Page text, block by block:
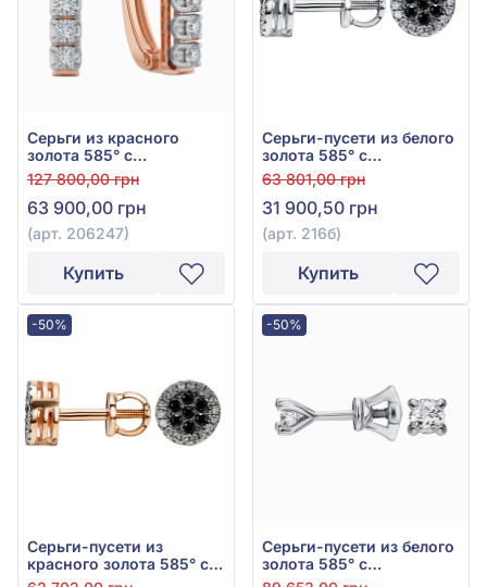
Серьги из красного
золота 585° с
бриллиантами 0,12ct, арт.
206247
127 800,00 грн
63 900,00 грн
(арт. 206247)
Купить
Серьги-пусети из белого
золота 585° с
прозрачным
бриллиантом 0,1047ct и
чёрным бриллиантом
0,171ct, арт. 216б
63 801,00 грн
31 900,50 грн
(арт. 216б)
Купить
-50%
Серьги-пусети из
красного золота 585° с
прозрачным
-50%
Серьги-пусети из белого
золота 585° с
бриллиантом 0,38ct, арт.